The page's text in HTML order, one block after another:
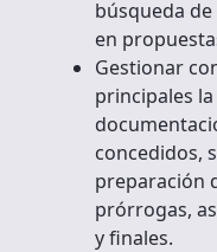
búsqueda
en
Gestionar
principales
concedidos,
preparación
prórrogas,
y finales.